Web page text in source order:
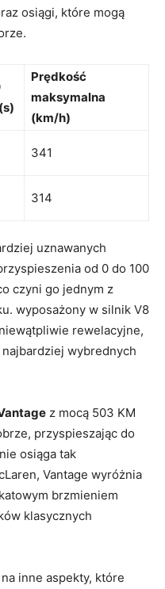
osiągi, które mogą
Prędkość
maksymalna
(km/h)
341
314
uznawanych
od 0 do 100
czyni go jednym z
wyposażony w silnik V8
rewelacyjne,
wybrednych
z mocą 503 KM
przyspieszając do
osiąga tak
Vantage wyróżnia
brzmieniem
klasycznych
inne aspekty, które